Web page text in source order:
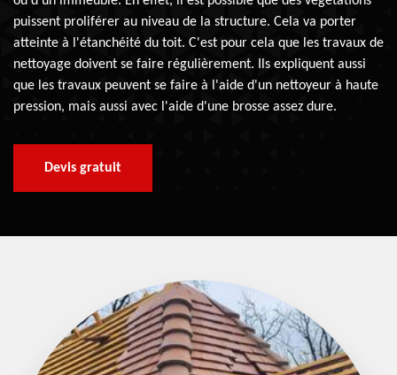
puissent proliférer au niveau de la structure. Cela va porter
atteinte à l'étanchéité du toit. C'est pour cela que les travaux de
nettoyage doivent se faire régulièrement. Ils expliquent aussi
que les travaux peuvent se faire à l'aide d'un nettoyeur à haute
pression, mais aussi avec l'aide d'une brosse assez dure.
Devis gratuit